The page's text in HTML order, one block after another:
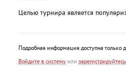
Целью турнира является
Подробная информация доступна только
Войдите в систему или зарегистрируйтесь